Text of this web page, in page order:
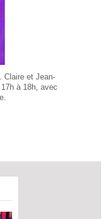
Claire et Jean-
à 18h, avec